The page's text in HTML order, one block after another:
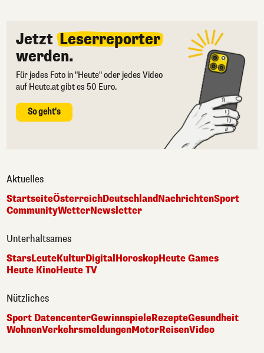
Jetzt Leserreporter
werden.
Für jedes Foto in "Heute" oder jedes Video
auf Heute.at gibt es 50 Euro.
So geht's
Aktuelles
StartseiteÖsterreichDeutschlandNachrichtenSport
CommunityWetterNewsletter
Unterhaltsames
StarsLeuteKulturDigitalHoroskopHeute Games
Heute KinoHeute TV
Nützliches
Sport DatencenterGewinnspieleRezepteGesundheit
WohnenVerkehrsmeldungenMotorReisenVideo